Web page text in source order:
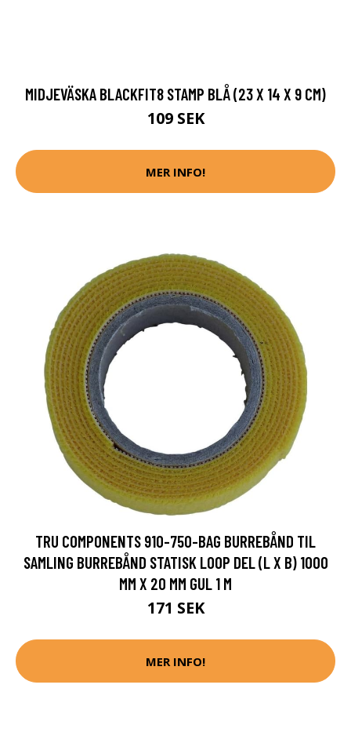
MIDJEVÄSKA BLACKFIT8 STAMP BLÅ (23 X 14 X 9 CM)
109 SEK
MER INFO!
TRU COMPONENTS 910-750-BAG BURREBÅND TIL
SAMLING BURREBÅND STATISK LOOP DEL (L X B) 1000
MM X 20 MM GUL 1 M
171 SEK
MER INFO!